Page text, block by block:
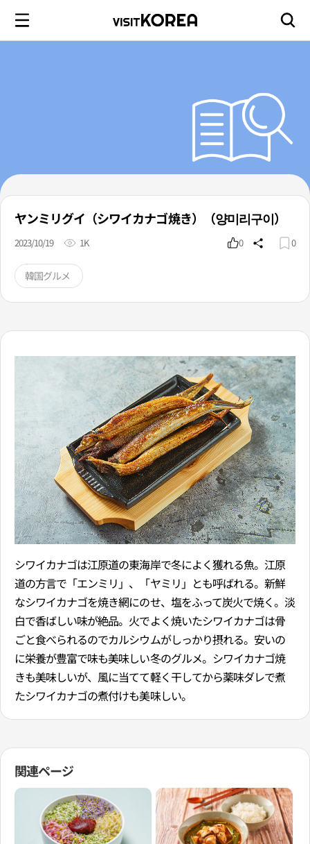
ヤンミリグイ（シワイカナゴ焼き）（양미리구이）
2023/10/19 1K 0 0
韓国グルメ
シワイカナゴは江原道の東海岸で冬によく獲れる魚。江原
道の方言で「エンミリ」、「ヤミリ」とも呼ばれる。新鮮
なシワイカナゴを焼き網にのせ、塩をふって炭火で焼く。淡
白で香ばしい味が絶品。火でよく焼いたシワイカナゴは骨
ごと食べられるのでカルシウムがしっかり摂れる。安いの
に栄養が豊富で味も美味しい冬のグルメ。シワイカナゴ焼
きも美味しいが、風に当てて軽く干してから薬味ダレで煮
たシワイカナゴの煮付けも美味しい。
関連ページ